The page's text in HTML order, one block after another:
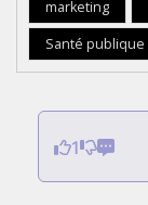
marketing
Santé publique
1